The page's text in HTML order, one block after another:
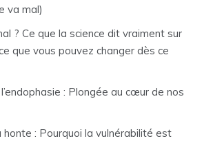
va mal)
? Ce que la science dit vraiment sur
que vous pouvez changer dès ce
: Plongée au cœur de nos
honte : Pourquoi la vulnérabilité est